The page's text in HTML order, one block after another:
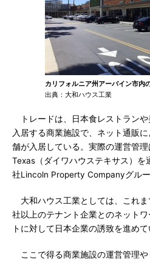
カリフォルニア州アーバイン市内
出典：大和ハウス工業
トレードは、日本食レストラン
入居する商業施設で、ネット通販
舗が入居している。実際の運営管
Texas（ダイワハウステキサス）を
社Lincoln Property Companyグルー
大和ハウス工業としては、これ
社以上のテナント企業とのネット
トに対して日本企業の誘致を進めて
ここで得る商業施設の運営管理